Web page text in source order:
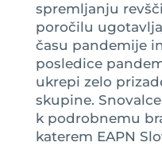
spremljanju
poročilu
času pandemije
posledice
ukrepi zelo
skupine.
k podrobnemu
katerem EAPN